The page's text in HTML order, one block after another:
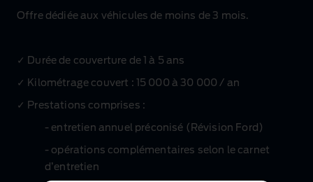
Offre dédiée aux véhicules de moins de 3 mois.
✓ Durée de couverture de 1 à 5 ans
✓ Kilométrage couvert : 15 000 à 30 000 / an
✓ Prestations comprises :
‑ entretien annuel préconisé (Révision Ford)
‑ opérations complémentaires selon le carnet
d’entretien